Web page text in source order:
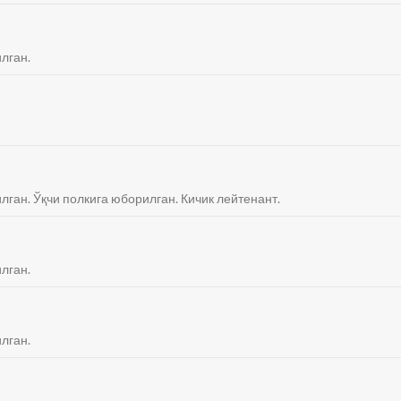
Ўқчи полкига юборилган. Кичик лейтенант.